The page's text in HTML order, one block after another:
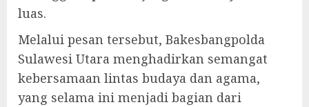
luas.
Melalui pesan tersebut, Bakesbangpolda
Sulawesi Utara menghadirkan semangat
kebersamaan lintas budaya dan agama,
yang selama ini menjadi bagian dari